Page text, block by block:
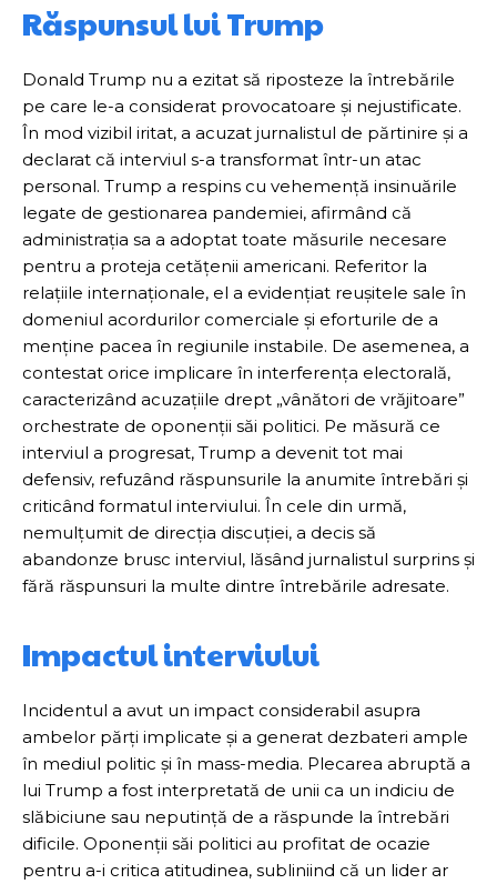
Răspunsul lui Trump
Donald Trump nu a ezitat să riposteze la întrebările
pe care le-a considerat provocatoare și nejustificate.
În mod vizibil iritat, a acuzat jurnalistul de părtinire și a
declarat că interviul s-a transformat într-un atac
personal. Trump a respins cu vehemență insinuările
legate de gestionarea pandemiei, afirmând că
administrația sa a adoptat toate măsurile necesare
pentru a proteja cetățenii americani. Referitor la
relațiile internaționale, el a evidențiat reușitele sale în
domeniul acordurilor comerciale și eforturile de a
menține pacea în regiunile instabile. De asemenea, a
contestat orice implicare în interferența electorală,
caracterizând acuzațiile drept „vânători de vrăjitoare”
orchestrate de oponenții săi politici. Pe măsură ce
interviul a progresat, Trump a devenit tot mai
defensiv, refuzând răspunsurile la anumite întrebări și
criticând formatul interviului. În cele din urmă,
nemulțumit de direcția discuției, a decis să
abandonze brusc interviul, lăsând jurnalistul surprins și
fără răspunsuri la multe dintre întrebările adresate.
Impactul interviului
Incidentul a avut un impact considerabil asupra
ambelor părți implicate și a generat dezbateri ample
în mediul politic și în mass-media. Plecarea abruptă a
lui Trump a fost interpretată de unii ca un indiciu de
slăbiciune sau neputință de a răspunde la întrebări
dificile. Oponenții săi politici au profitat de ocazie
pentru a-i critica atitudinea, subliniind că un lider ar